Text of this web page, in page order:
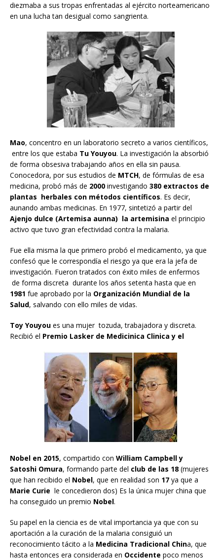
diezmaba a sus tropas enfrentadas al ejército norteamericano
en una lucha tan desigual como sangrienta.
Mao, concentro en un laboratorio secreto a varios científicos,
entre los que estaba Tu Youyou. La investigación la absorbió
de forma obsesiva trabajando años en ella sin pausa.
Conocedora, por sus estudios de MTCH, de fórmulas de esa
medicina, probó más de 2000 investigando 380 extractos de
plantas herbales con métodos científicos. Es decir,
aunando ambas medicinas. En 1977, sintetizó a partir del
Ajenjo dulce (Artemisa aunna) la artemisina el principio
activo que tuvo gran efectividad contra la malaria.
Fue ella misma la que primero probó el medicamento, ya que
confesó que le correspondía el riesgo ya que era la jefa de
investigación. Fueron tratados con éxito miles de enfermos
de forma discreta durante los años setenta hasta que en
1981 fue aprobado por la Organización Mundial de la
Salud, salvando con ello miles de vidas.
Toy Youyou es una mujer tozuda, trabajadora y discreta.
Recibió el Premio Lasker de Medicinica Clinica y el
Nobel en 2015, compartido con William Campbell y
Satoshi Omura, formando parte del club de las 18 (mujeres
que han recibido el Nobel, que en realidad son 17 ya que a
Marie Curie le concedieron dos) Es la única mujer china que
ha conseguido un premio Nobel.
Su papel en la ciencia es de vital importancia ya que con su
aportación a la curación de la malaria consiguió un
reconocimiento tácito a la Medicina Tradicional China, que
hasta entonces era considerada en Occidente poco menos